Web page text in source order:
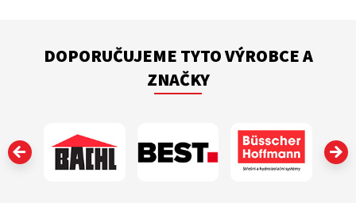
DOPORUČUJEME TYTO VÝROBCE A
ZNAČKY
‹